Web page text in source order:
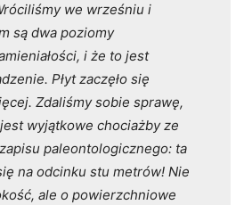
we wrześniu i
są dwa poziomy
i że to jest
Płyt zaczęło się
Zdaliśmy sobie sprawę,
wyjątkowe chociażby ze
paleontologicznego: ta
na odcinku stu metrów! Nie
ale o powierzchniowe